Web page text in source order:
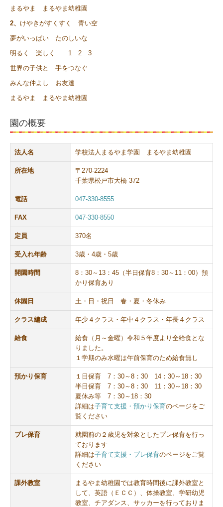
まるやま まるやま幼稚園
2、 けやきがすくすく 青い空
夢がいっぱい たのしいな
明るく 楽しく 1 2 3
世界の子供と 手をつなぐ
みんな仲よし お友達
まるやま まるやま幼稚園
園の概要
法人名 学校法人まるやま学園 まるやま幼稚園
所在地
〒270-2224
千葉県松戸市大橋 372
電話 047-330-8555
FAX 047-330-8550
定員 370名
受入れ年齢 3歳・4歳・5歳
開園時間
8：30～13：45（半日保育8：30～11：00）預
かり保育あり
休園日 土・日・祝日 春・夏・冬休み
クラス編成 年少４クラス・年中４クラス・年長４クラス
給食
給食（月～金曜）令和５年度より全給食とな
りました。
１学期のみ水曜は午前保育のため給食無し
預かり保育
１日保育 7：30～8：30 14：30～18：30
半日保育 7：30～8：30 11：30～18：30
夏休み等 7：30～18：30
詳細は子育て支援・預かり保育のページをご
覧ください
プレ保育
就園前の２歳児を対象としたプレ保育を行っ
ております
詳細は子育て支援・プレ保育のページをご覧
ください
課外教室
まるやま幼稚園では教育時間後に課外教室と
して、英語（ＥＣＣ）、体操教室、学研幼児
教室、チアダンス、サッカーを行っておりま